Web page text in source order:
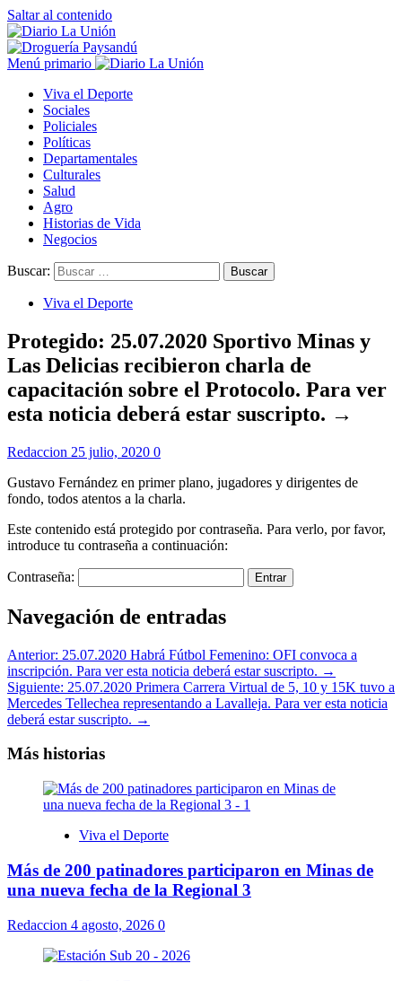
Saltar al contenido
Menú primario
Viva el Deporte
Sociales
Policiales
Políticas
Departamentales
Culturales
Salud
Agro
Historias de Vida
Negocios
Buscar:
Viva el Deporte
Protegido: 25.07.2020 Sportivo Minas y
Las Delicias recibieron charla de
capacitación sobre el Protocolo. Para ver
esta noticia deberá estar suscripto. →
Redaccion 25 julio, 2020 0
Gustavo Fernández en primer plano, jugadores y dirigentes de
fondo, todos atentos a la charla.
Este contenido está protegido por contraseña. Para verlo, por favor,
introduce tu contraseña a continuación:
Contraseña:
Navegación de entradas
Anterior: 25.07.2020 Habrá Fútbol Femenino: OFI convoca a
inscripción. Para ver esta noticia deberá estar suscripto. →
Siguiente: 25.07.2020 Primera Carrera Virtual de 5, 10 y 15K tuvo a
Mercedes Tellechea representando a Lavalleja. Para ver esta noticia
deberá estar suscripto. →
Más historias
Viva el Deporte
Más de 200 patinadores participaron en Minas de
una nueva fecha de la Regional 3
Redaccion 4 agosto, 2026 0